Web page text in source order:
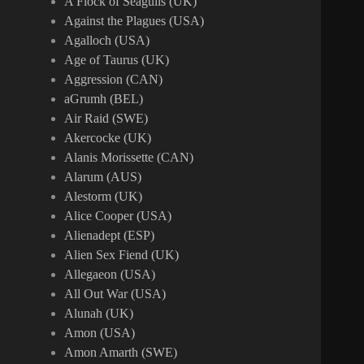
Against the Plagues (USA)
Agalloch (USA)
Age of Taurus (UK)
Aggression (CAN)
aGrumh (BEL)
Air Raid (SWE)
Akercocke (UK)
Alanis Morissette (CAN)
Alarum (AUS)
Alestorm (UK)
Alice Cooper (USA)
Alienadept (ESP)
Alien Sex Fiend (UK)
Allegaeon (USA)
All Out War (USA)
Alunah (UK)
Amon (USA)
Amon Amarth (SWE)